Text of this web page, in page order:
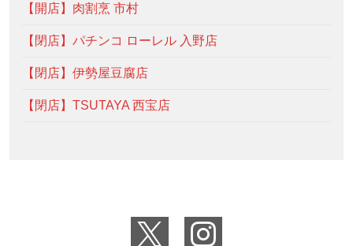
【開店】肉割烹 市村
【閉店】パチンコ ローレル 入野店
【閉店】伊勢屋豆腐店
【閉店】TSUTAYA 西宝店